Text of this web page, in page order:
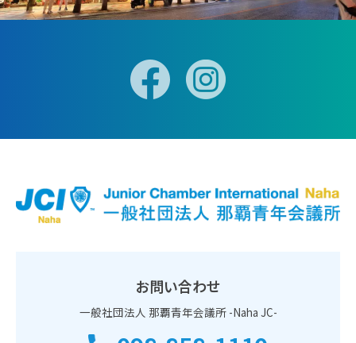
お問い合わせ
一般社団法人 那覇青年会議所 -Naha JC-